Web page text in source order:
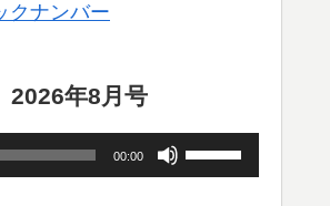
クナンバー
2026年8月号
00:00
ボ
リ